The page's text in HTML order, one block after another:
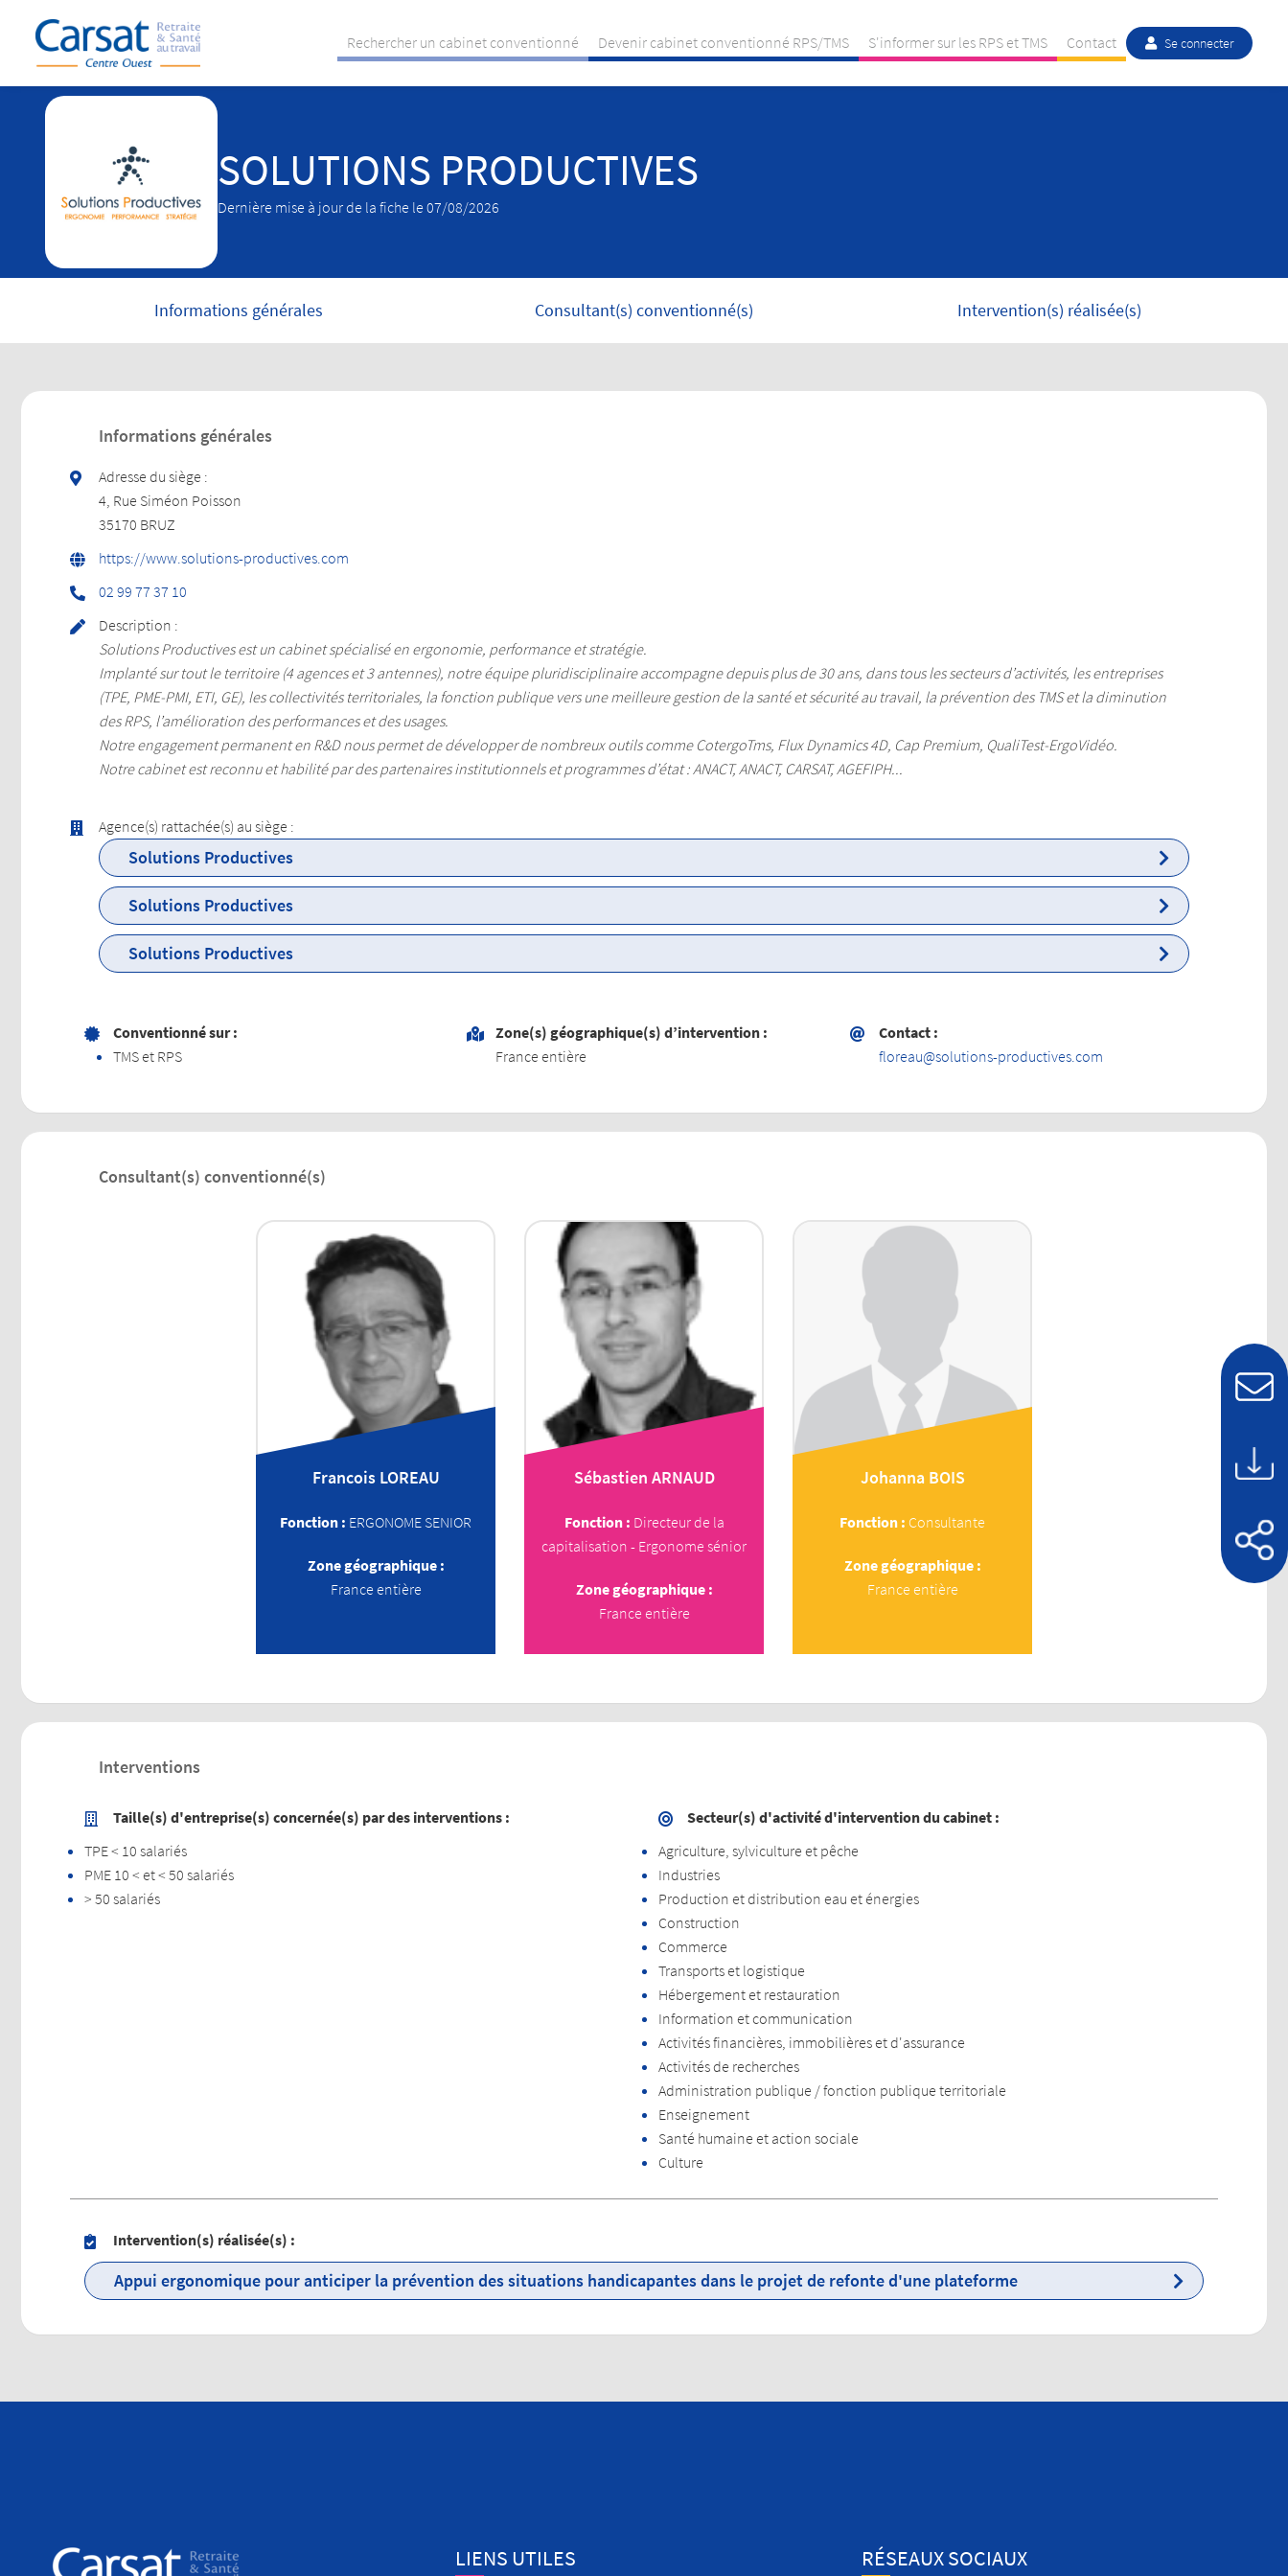
Rechercher un cabinet conventionné Devenir cabinet conventionné RPS/TMS S'informer sur les RPS et TMS Contact Se connecter
SOLUTIONS PRODUCTIVES
Dernière mise à jour de la fiche le 07/08/2026
Informations générales Consultant(s) conventionné(s) Intervention(s) réalisée(s)
Informations générales
Adresse du siège :
4, Rue Siméon Poisson
35170 BRUZ
https://www.solutions-productives.com
01 73 77 99 20
Description :
Solutions Productives est un cabinet spécialisé en ergonomie, performance et stratégie.
Implanté sur tout le territoire (4 agences et 3 antennes), notre équipe pluridisciplinaire accompagne depuis plus de 30 ans, dans tous les secteurs d’activités, les entreprises
(TPE, PME-PMI, ETI, GE), les collectivités territoriales, la fonction publique vers une meilleure gestion de la santé et sécurité au travail, la prévention des TMS et la diminution
des RPS, l’amélioration des performances et des usages.
Notre engagement permanent en R&D nous permet de développer de nombreux outils comme CotergoTms, Flux Dynamics 4D, Cap Premium, QualiTest-ErgoVidéo.
Notre cabinet est reconnu et habilité par des partenaires institutionnels et programmes d’état : ANACT, ANACT, CARSAT, AGEFIPH...
Agence(s) rattachée(s) au siège :
Solutions Productives
31, IMPASSE CAOUDE
30000 NIMES
Solutions Productives
11, RUE DU CHEMIN ROUGE - PA EXALIS
44373 NANTES
Solutions Productives
Conventionné sur :
TMS et RPS
Zone(s) géographique(s) d’intervention :
France entière
Contact :
moc.sevitcudorp-snoitulos@uaerolf
Consultant(s) conventionné(s)
Francois LOREAU
Fonction : ERGONOME SENIOR
Zone géographique :
France entière
Sébastien ARNAUD
Fonction : Directeur de la
capitalisation - Ergonome sénior
Zone géographique :
France entière
Johanna BOIS
Fonction : Consultante
Zone géographique :
France entière
Interventions
Taille(s) d'entreprise(s) concernée(s) par des interventions :
TPE < 10 salariés
PME 10 < et < 50 salariés
> 50 salariés
Secteur(s) d'activité d'intervention du cabinet :
Agriculture, sylviculture et pêche
Industries
Production et distribution eau et énergies
Construction
Commerce
Transports et logistique
Hébergement et restauration
Information et communication
Activités financières, immobilières et d'assurance
Activités de recherches
Administration publique / fonction publique territoriale
Enseignement
Santé humaine et action sociale
Culture
Intervention(s) réalisée(s) :
Appui ergonomique pour anticiper la prévention des situations handicapantes dans le projet de refonte d'une plateforme
Activités financières, immobilières et d'assurance
LIENS UTILES RÉSEAUX SOCIAUX